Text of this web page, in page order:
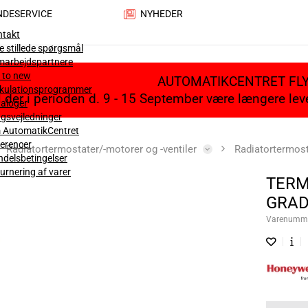
stillede spørgsmål
to new
AutomatikCentret
af varer
NYHEDER
AUTOMATIKCENTRET
der i perioden d. 9 - 15 September være længere
Radiatortermostater/-motorer og -ventiler